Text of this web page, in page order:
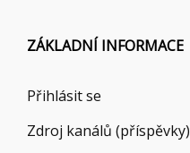
ZÁKLADNÍ INFORMACE
Přihlásit se
Zdroj kanálů (příspěvky)